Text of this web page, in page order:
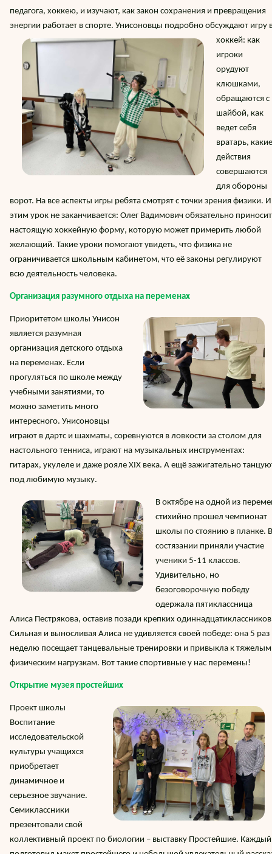
педагога, хоккею, и изучают, как закон сохранения и превращения
энергии работает в спорте. Унисоновцы подробно обсуждают игру
хоккей: как
игроки
орудуют
клюшками,
обращаются с
шайбой, как
ведет себя
вратарь, какие
действия
совершаются
для обороны
ворот. На все аспекты игры ребята смотрят с точки зрения физики. И
этим урок не заканчивается: Олег Вадимович обязательно приносит
настоящую хоккейную форму, которую может примерить любой
желающий. Такие уроки помогают увидеть, что физика не
ограничивается школьным кабинетом, что её законы регулируют
всю деятельность человека.
Организация разумного отдыха на переменах
Приоритетом школы Унисон
является разумная
организация детского отдыха
на переменах. Если
прогуляться по школе между
учебными занятиями, то
можно заметить много
интересного. Унисоновцы
играют в дартс и шахматы, соревнуются в ловкости за столом для
настольного тенниса, играют на музыкальных инструментах:
гитарах, укулеле и даже рояле XIX века. А ещё зажигательно
под любимую музыку.
В октябре на одной из
стихийно прошел чемпионат
школы по стоянию в планке. В
состязании приняли участие
ученики 5-11 классов.
Удивительно, но
безоговорочную победу
одержала пятиклассница
Алиса Пестрякова, оставив позади крепких
Сильная и выносливая Алиса не удивляется своей победе: она 5 раз
неделю посещает танцевальные тренировки и привыкла к тяжелым
физическим нагрузкам. Вот такие спортивные у нас перемены!
Открытие музея простейших
Проект школы
Воспитание
исследовательской
культуры учащихся
приобретает
динамичное и
серьезное звучание.
Семиклассники
презентовали свой
коллективный проект по биологии – выставку Простейшие. Каждый